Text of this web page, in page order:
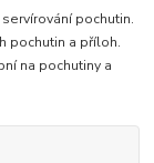
pochutin.
pochutin a příloh.
na pochutiny a